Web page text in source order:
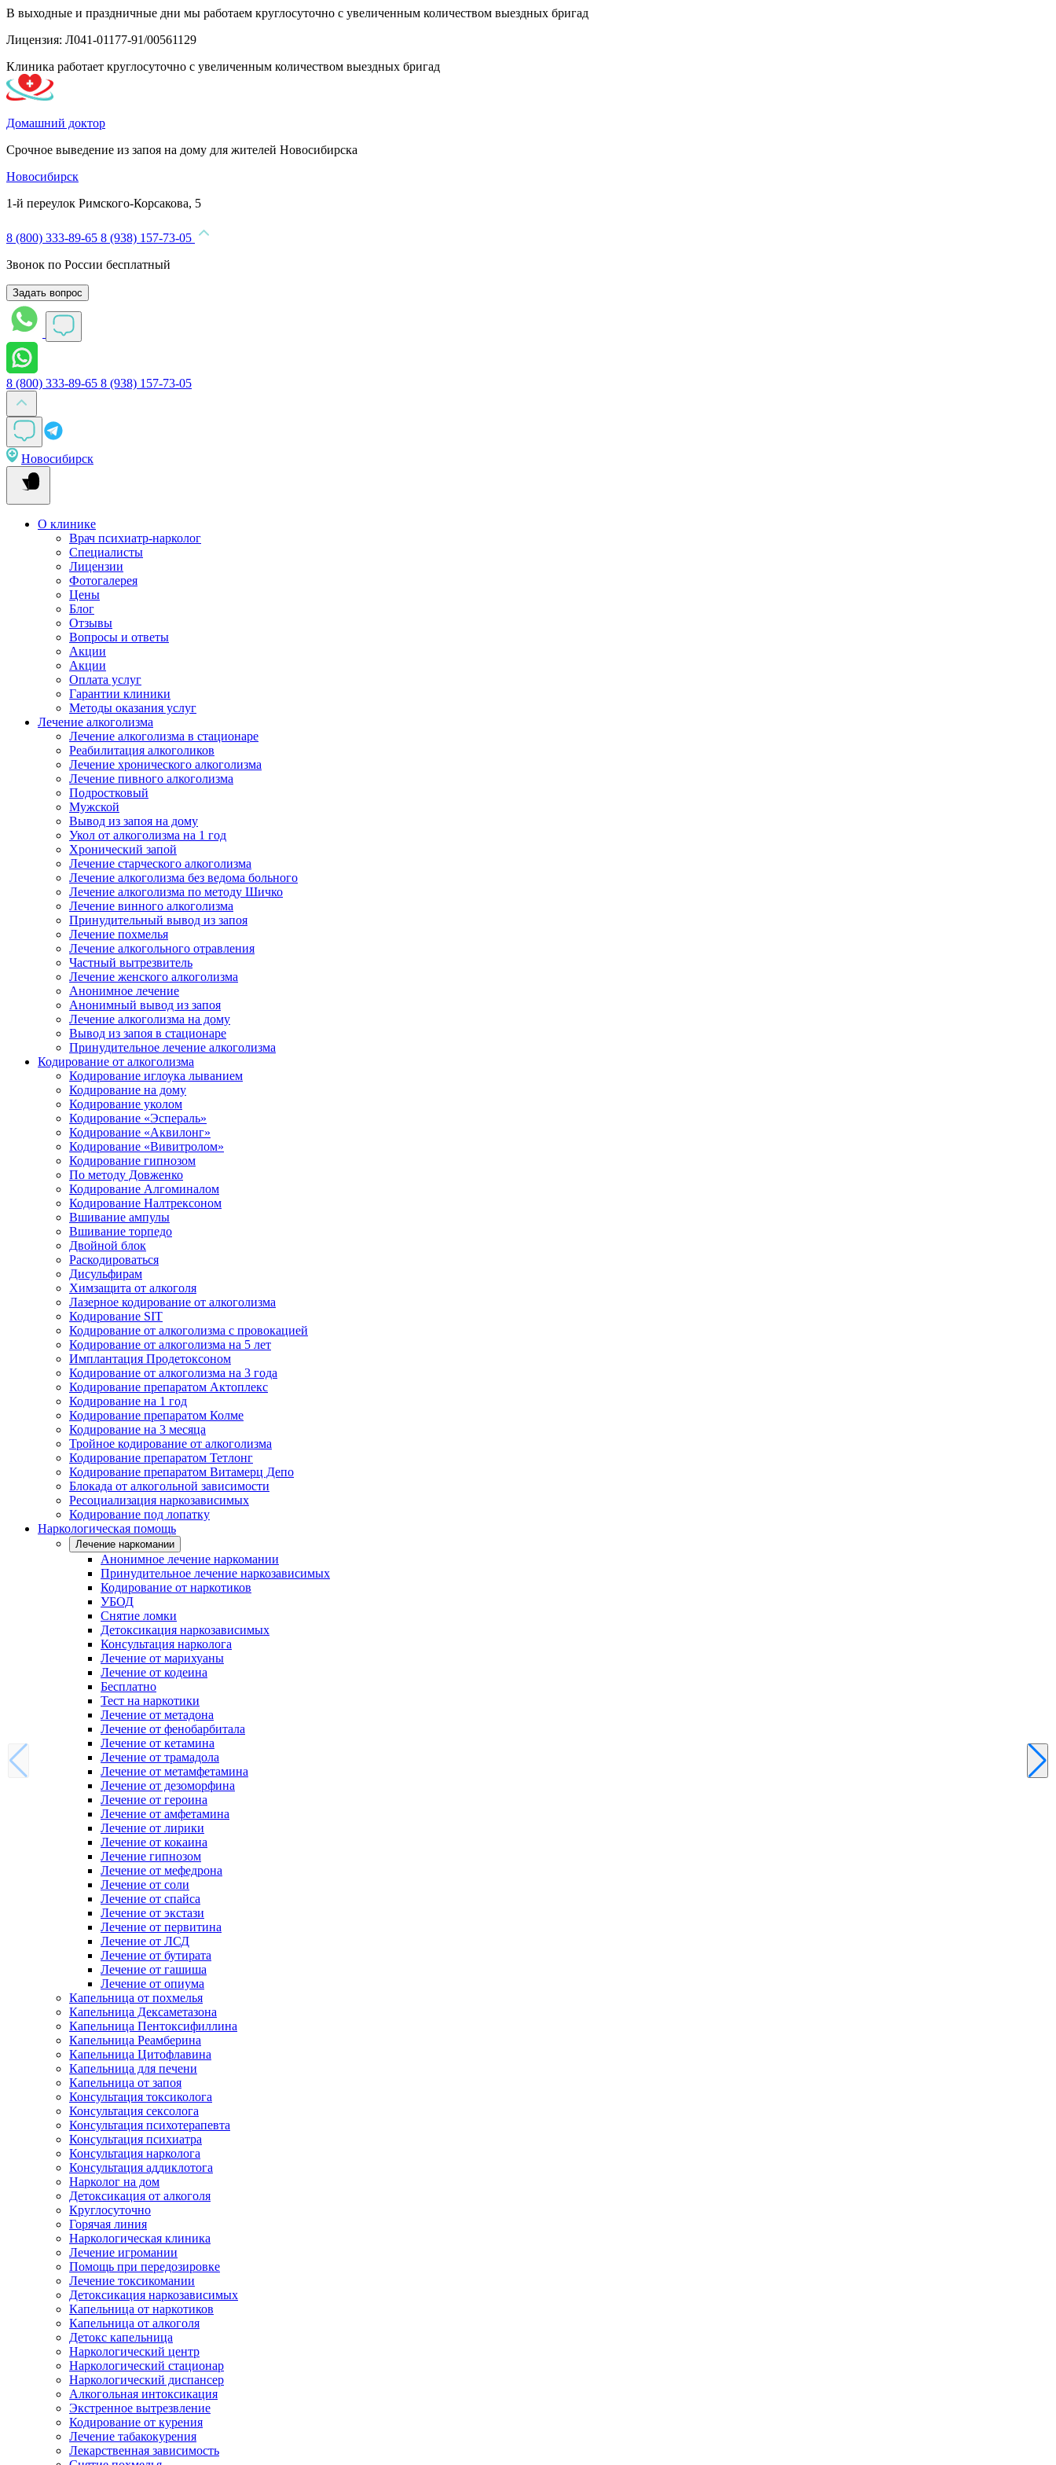
В выходные и праздничные дни мы работаем круглосуточно с увеличенным количеством выездных бригад
Лицензия: Л041-01177-91/00561129
Клиника работает круглосуточно с увеличенным количеством выездных бригад
Домашний доктор
Срочное выведение из запоя на дому для жителей Новосибирска
Новосибирск
1-й переулок Римского-Корсакова, 5
8 (800) 333-89-65 8 (938) 157-73-05
Звонок по России бесплатный
Задать вопрос
8 (800) 333-89-65 8 (938) 157-73-05
Новосибирск
О клинике
Врач психиатр-нарколог
Специалисты
Лицензии
Фотогалерея
Цены
Блог
Отзывы
Вопросы и ответы
Акции
Акции
Оплата услуг
Гарантии клиники
Методы оказания услуг
Лечение алкоголизма
Лечение алкоголизма в стационаре
Реабилитация алкоголиков
Лечение хронического алкоголизма
Лечение пивного алкоголизма
Подростковый
Мужской
Вывод из запоя на дому
Укол от алкоголизма на 1 год
Хронический запой
Лечение старческого алкоголизма
Лечение алкоголизма без ведома больного
Лечение алкоголизма по методу Шичко
Лечение винного алкоголизма
Принудительный вывод из запоя
Лечение похмелья
Лечение алкогольного отравления
Частный вытрезвитель
Лечение женского алкоголизма
Анонимное лечение
Анонимный вывод из запоя
Лечение алкоголизма на дому
Вывод из запоя в стационаре
Принудительное лечение алкоголизма
Кодирование от алкоголизма
Кодирование иглоука лыванием
Кодирование на дому
Кодирование уколом
Кодирование «Эспераль»
Кодирование «Аквилонг»
Кодирование «Вивитролом»
Кодирование гипнозом
По методу Довженко
Кодирование Алгоминалом
Кодирование Налтрексоном
Вшивание ампулы
Вшивание торпедо
Двойной блок
Раскодироваться
Дисульфирам
Химзащита от алкоголя
Лазерное кодирование от алкоголизма
Кодирование SIT
Кодирование от алкоголизма с провокацией
Кодирование от алкоголизма на 5 лет
Имплантация Продетоксоном
Кодирование от алкоголизма на 3 года
Кодирование препаратом Актоплекс
Кодирование на 1 год
Кодирование препаратом Колме
Кодирование на 3 месяца
Тройное кодирование от алкоголизма
Кодирование препаратом Тетлонг
Кодирование препаратом Витамерц Депо
Блокада от алкогольной зависимости
Ресоциализация наркозависимых
Кодирование под лопатку
Наркологическая помощь
Лечение наркомании
Анонимное лечение наркомании
Принудительное лечение наркозависимых
Кодирование от наркотиков
УБОД
Снятие ломки
Детоксикация наркозависимых
Консультация нарколога
Лечение от марихуаны
Лечение от кодеина
Бесплатно
Тест на наркотики
Лечение от метадона
Лечение от фенобарбитала
Лечение от кетамина
Лечение от трамадола
Лечение от метамфетамина
Лечение от дезоморфина
Лечение от героина
Лечение от амфетамина
Лечение от лирики
Лечение от кокаина
Лечение гипнозом
Лечение от мефедрона
Лечение от соли
Лечение от спайса
Лечение от экстази
Лечение от первитина
Лечение от ЛСД
Лечение от бутирата
Лечение от гашиша
Лечение от опиума
Капельница от похмелья
Капельница Дексаметазона
Капельница Пентоксифиллина
Капельница Реамберина
Капельница Цитофлавина
Капельница для печени
Капельница от запоя
Консультация токсиколога
Консультация сексолога
Консультация психотерапевта
Консультация психиатра
Консультация нарколога
Консультация аддиклотога
Нарколог на дом
Детоксикация от алкоголя
Круглосуточно
Горячая линия
Наркологическая клиника
Лечение игромании
Помощь при передозировке
Лечение токсикомании
Детоксикация наркозависимых
Капельница от наркотиков
Капельница от алкоголя
Детокс капельница
Наркологический центр
Наркологический стационар
Наркологический диспансер
Алкогольная интоксикация
Экстренное вытрезвление
Кодирование от курения
Лечение табакокурения
Лекарственная зависимость